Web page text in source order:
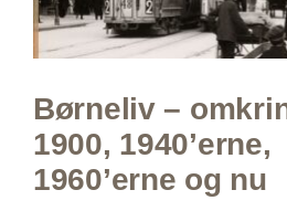
Børneliv –
1900, 1940’erne,
1960’erne og nu